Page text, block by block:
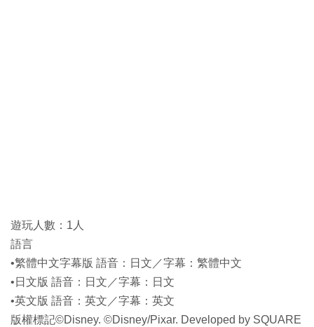
遊玩人數：1人
語言
•繁體中文字幕版 語音：日文／字幕：繁體中文
•日文版 語音：日文／字幕：日文
•英文版 語音：英文／字幕：英文
版權標記©Disney. ©Disney/Pixar. Developed by SQUARE